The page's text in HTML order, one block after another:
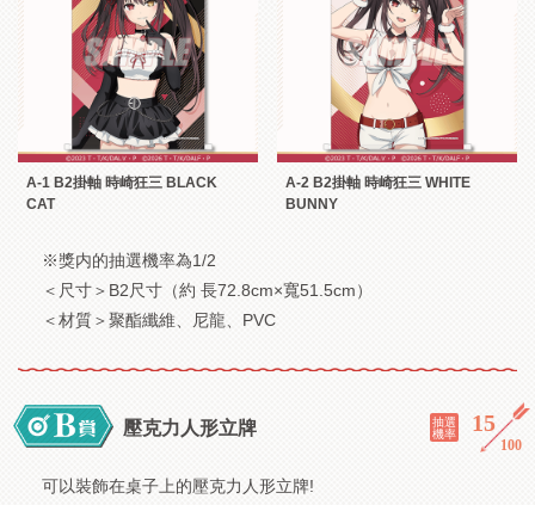
A-1 B2掛軸 時崎狂三 BLACK
CAT
A-2 B2掛軸 時崎狂三 WHITE
BUNNY
※獎内的抽選機率為1/2
＜尺寸＞B2尺寸（約 長72.8cm×寬51.5cm）
＜材質＞聚酯纖維、尼龍、PVC
壓克力人形立牌
抽選
機率
15
／ 100
可以裝飾在桌子上的壓克力人形立牌!